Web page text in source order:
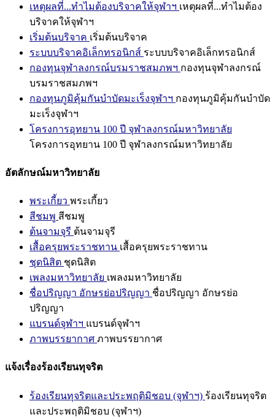
เหตุผลที่...ทำไมต้องบริจาคให้จุฬาฯ เหตุผลที่...ทำไมต้อง
บริจาคให้จุฬาฯ
เริ่มต้นบริจาค เริ่มต้นบริจาค
ระบบบริจาคอิเล็กทรอนิกส์ ระบบบริจาคอิเล็กทรอนิกส์
กองทุนจุฬาลงกรณ์บรมราชสมภพฯ กองทุนจุฬาลงกรณ์
บรมราชสมภพฯ
กองทุนภูมิคุ้มกันบำบัดมะเร็งจุฬาฯ กองทุนภูมิคุ้มกันบำบัด
มะเร็งจุฬาฯ
โครงการอุทยาน 100 ปี จุฬาลงกรณ์มหาวิทยาลัย
โครงการอุทยาน 100 ปี จุฬาลงกรณ์มหาวิทยาลัย
อัตลักษณ์มหาวิทยาลัย
พระเกี้ยว พระเกี้ยว
สีชมพู สีชมพู
ต้นจามจุรี ต้นจามจุรี
เสื้อครุยพระราชทาน เสื้อครุยพระราชทาน
ชุดนิสิต ชุดนิสิต
เพลงมหาวิทยาลัย เพลงมหาวิทยาลัย
ชื่อปริญญา อักษรย่อปริญญา ชื่อปริญญา อักษรย่อ
ปริญญา
แบรนด์จุฬาฯ แบรนด์จุฬาฯ
ภาพบรรยากาศ ภาพบรรยากาศ
แจ้งเรื่องร้องเรียนทุจริต
ร้องเรียนทุจริตและประพฤติมิชอบ (จุฬาฯ) ร้องเรียนทุจริต
และประพฤติมิชอบ (จุฬาฯ)